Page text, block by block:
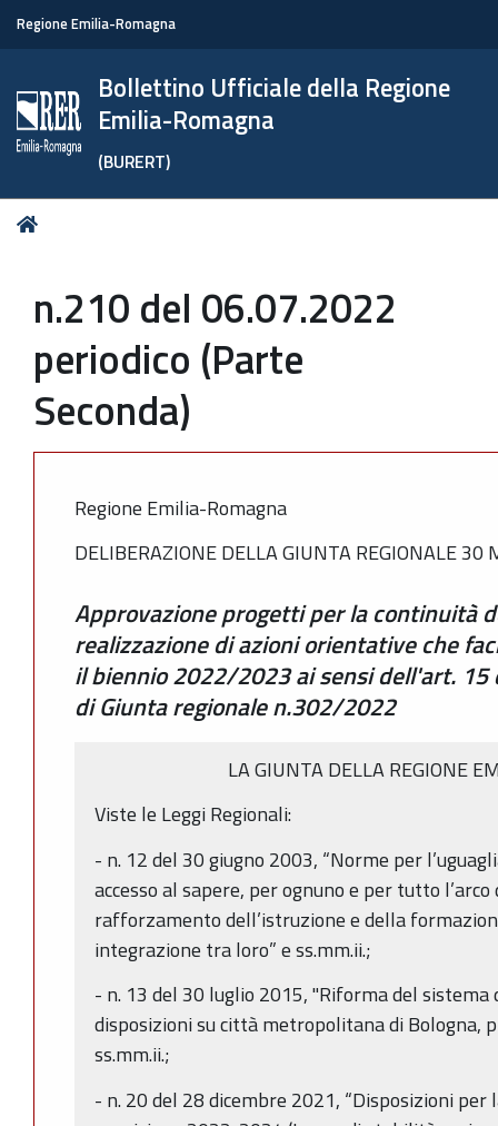
Regione Emilia-Romagna
Bollettino Ufficiale della Regione
Emilia-Romagna
(BURERT)
Tu
n.210 del 06.07.2022
periodico (Parte
Seconda)
Regione Emilia-Romagna
DELIBERAZIONE DELLA GIUNTA REGIONALE 30
Approvazione progetti per la continuità
realizzazione di azioni orientative che
il biennio 2022/2023 ai sensi dell'art. 15
di Giunta regionale n.302/2022
LA GIUNTA DELLA REGIONE
Viste le Leggi Regionali:
- n. 12 del 30 giugno 2003, “Norme per
accesso al sapere, per ognuno e per tutto
rafforzamento dell’istruzione e della
integrazione tra loro” e ss.mm.ii.;
- n. 13 del 30 luglio 2015, "Riforma del sistema
disposizioni su città metropolitana di Bologna,
ss.mm.ii.;
- n. 20 del 28 dicembre 2021, “Disposizioni